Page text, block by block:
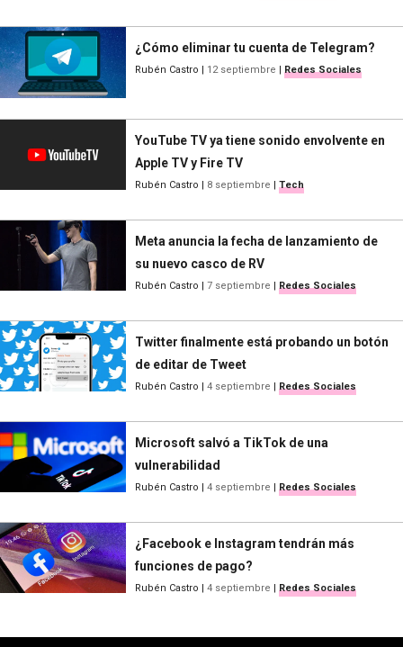
¿Cómo eliminar tu cuenta de Telegram?
Rubén Castro | 12 septiembre | Redes Sociales
YouTube TV ya tiene sonido envolvente en
Apple TV y Fire TV
Rubén Castro | 8 septiembre | Tech
Meta anuncia la fecha de lanzamiento de
su nuevo casco de RV
Rubén Castro | 7 septiembre | Redes Sociales
Twitter finalmente está probando un botón
de editar de Tweet
Rubén Castro | 4 septiembre | Redes Sociales
Microsoft salvó a TikTok de una
vulnerabilidad
Rubén Castro | 4 septiembre | Redes Sociales
¿Facebook e Instagram tendrán más
funciones de pago?
Rubén Castro | 4 septiembre | Redes Sociales